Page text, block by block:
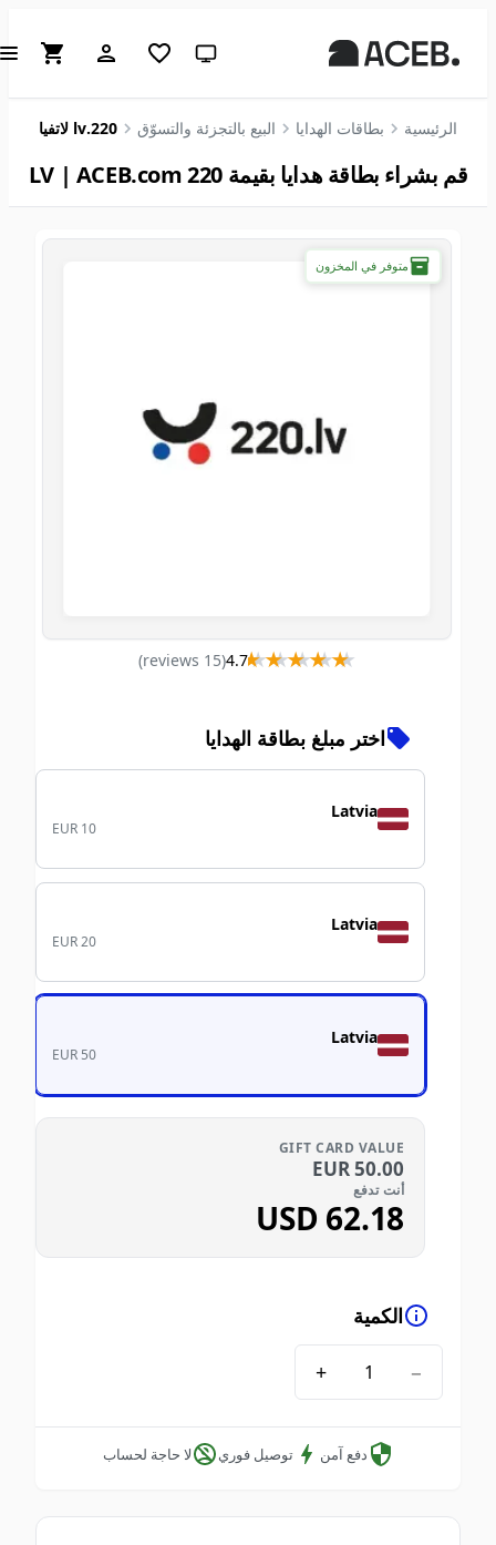
سمة النظام (انقر للفاتحة)
الرئيسية بطاقات الهدايا البيع بالتجزئة والتسوّق 220.lv لاتفيا
قم بشراء بطاقة هدايا بقيمة 220 LV | ACEB.com
متوفر في المخزون
★★★★★
★★★★★
4.7
(
15
review
s
)
اختر مبلغ بطاقة الهدايا
Latvia
EUR 10
Latvia
EUR 20
Latvia
EUR 50
GIFT CARD VALUE
EUR 50.00
أنت تدفع
USD62.18
الكمية
دفع آمن توصيل فوري لا حاجة لحساب